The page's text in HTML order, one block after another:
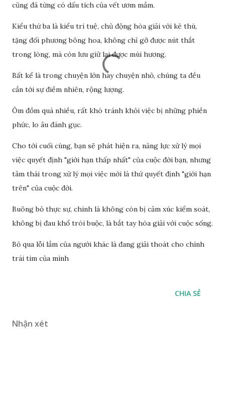
cũng đã từng có dấu tích của vết ươm mầm.
Kiểu thứ ba là kiểu trí tuệ, chủ động hòa giải với kẻ thù,
tặng đối phương bông hoa, không chỉ gỡ được nút thắt
trong lòng, mà còn lưu giữ lại được mùi hương.
Bất kể là trong chuyện lớn hay chuyện nhỏ, chúng ta đều
cần tới sự điềm nhiên, rộng lượng.
Ôm đồm quá nhiều, rất khó tránh khỏi việc bị những phiền
phức, lo âu đánh gục.
Cho tới cuối cùng, bạn sẽ phát hiện ra, năng lực xử lý mọi
việc quyết định "giới hạn thấp nhất" của cuộc đời bạn, nhưng
tâm thái trong xử lý mọi việc mới là thứ quyết định "giới hạn
trên" của cuộc đời.
Buông bỏ thực sự, chính là không còn bị cảm xúc kiểm soát,
không bị đau khổ trói buộc, là bắt tay hòa giải với cuộc sống.
Bỏ qua lỗi lầm của người khác là đang giải thoát cho chính
trái tim của mình
CHIA SẺ
Nhận xét